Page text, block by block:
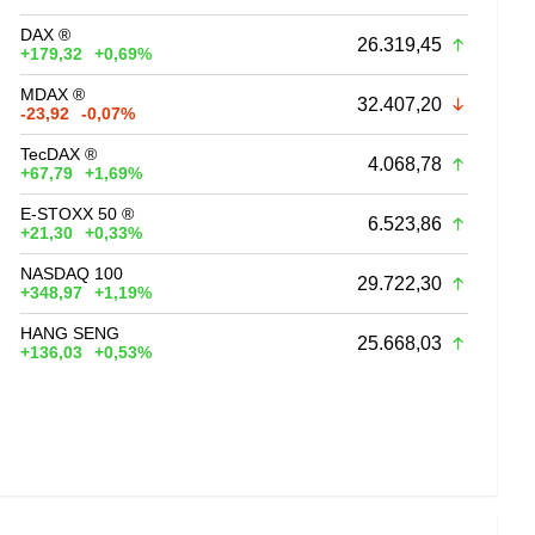
DAX ®
+179,32
+0,69% 26.319,45
MDAX ®
-23,92
-0,07% 32.407,20
TecDAX ®
+67,79
+1,69% 4.068,78
E-STOXX 50 ®
+21,30
+0,33% 6.523,86
NASDAQ 100
+348,97
+1,19% 29.722,30
HANG SENG
+136,03
+0,53% 25.668,03